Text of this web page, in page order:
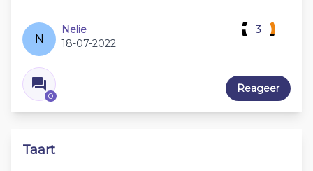
N
Nelie
18-07-2022
0
3
Reageer
Taart